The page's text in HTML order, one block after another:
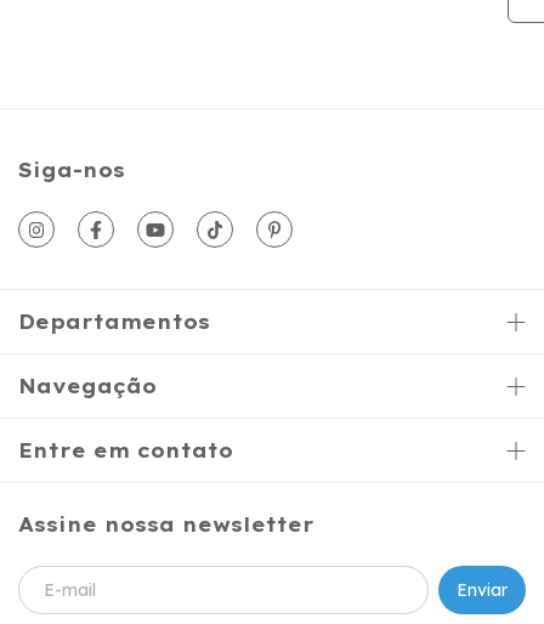
Siga-nos
Departamentos
Navegação
Entre em contato
Assine nossa newsletter